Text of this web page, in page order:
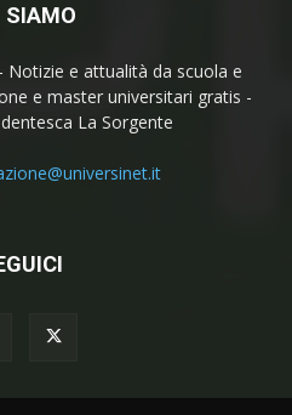
SIAMO
Notizie e attualità da scuola e
e master universitari gratis -
La Sorgente